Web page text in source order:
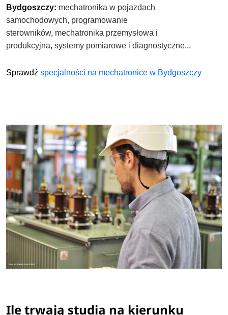
Bydgoszczy: mechatronika w pojazdach
samochodowych, programowanie
sterowników, mechatronika przemysłowa i
produkcyjna,systemy pomiarowe i diagnostyczne...
Sprawdźspecjalności na mechatronice w Bydgoszczy
Ile trwają studia na kierunku